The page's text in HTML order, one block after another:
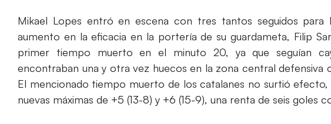
Mikael Lopes entró en escena con tres tantos seguidos para
aumento en la eficacia en la portería de su guardameta, Filip
primer tiempo muerto en el minuto 20, ya que seguían
encontraban una y otra vez huecos en la zona central defensiva
El mencionado tiempo muerto de los catalanes no surtió efecto,
nuevas máximas de +5 (13-8) y +6 (15-9), una renta de seis goles